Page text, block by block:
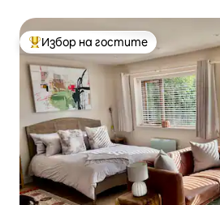
Най-популярен избор на гостите
Избор на гостите